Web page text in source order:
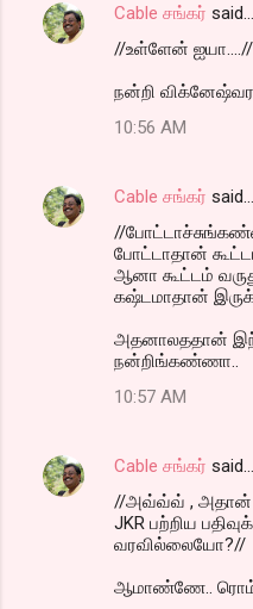
Cable சங்கர் said…
//உள்ளேன் ஐயா....//
நன்றி
10:56 AM
Cable சங்கர் said…
//
போட்டாதான் கூட்டம்
ஆனா கூட்டம்
கஷ்டமாதான்
அதனாலததான்
நன்றிங்கண்ணா..
10:57 AM
Cable சங்கர் said…
//அவ்வ்வ் , அதான்
JKR பற்றிய
வரவில்லையோ?//
ஆமாண்ணே..